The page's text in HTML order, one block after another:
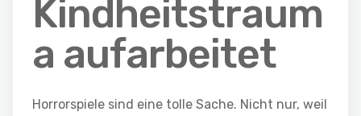
Kindheitstraum
a aufarbeitet
Horrorspiele sind eine tolle Sache. Nicht nur, weil